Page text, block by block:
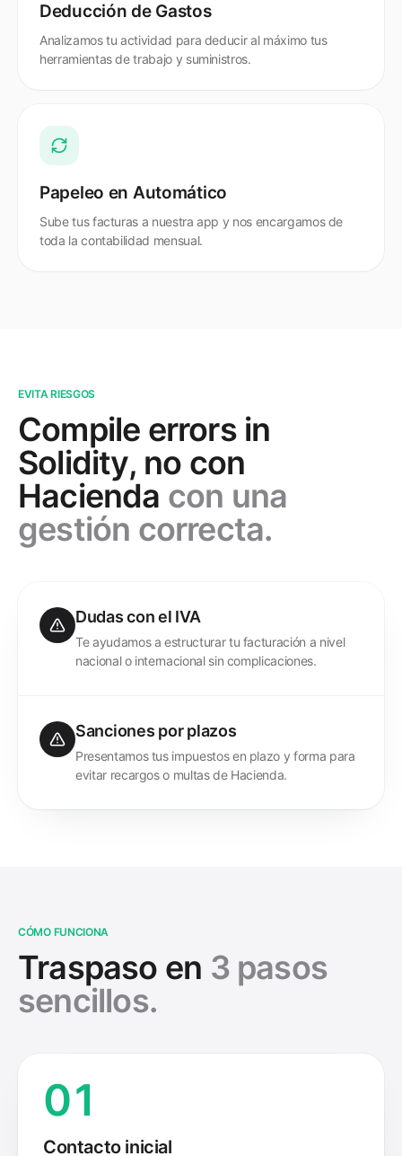
Deducción de Gastos
Analizamos tu actividad para deducir al máximo tus
herramientas de trabajo y suministros.
Papeleo en Automático
Sube tus facturas a nuestra app y nos encargamos de
toda la contabilidad mensual.
EVITA RIESGOS
Compile errors in
Solidity, no con
Hacienda con una
gestión correcta.
Dudas con el IVA
Te ayudamos a estructurar tu facturación a nivel
nacional o internacional sin complicaciones.
Sanciones por plazos
Presentamos tus impuestos en plazo y forma para
evitar recargos o multas de Hacienda.
CÓMO FUNCIONA
Traspaso en 3 pasos
sencillos.
01
Contacto inicial